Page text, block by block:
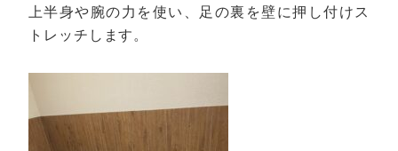
上半身や腕の力を使い、足の裏を壁に押し付けス
トレッチします。